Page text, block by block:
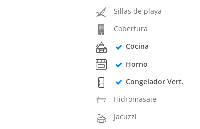
Sillas de playa
Cobertura
Cocina
Horno
Congelador Vert.
Hidromasaje
Jacuzzi